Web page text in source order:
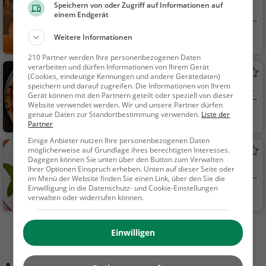
Café in Kirchheim unter Teck
Kirchheim unter Te
n, Frühstück, Gebäck
/ Teigwaren, Eisdiele
Gaststätte Glocke
Italienisches Restaurant in Kirchheim unter
Teck
Kirchheim unter Te
Restaurant, Italie
ch, Mittagessen, Abe
ndessen, Vegetarisc
h, Mediterran, Deutsc
h
Eiscafe' Italia
Eiscafé / Eisdiele in Kirchheim unter Teck
Kirchheim unter Te
ck
Eiscafé / Eisdiele,
Eisdiele
Mehr Gaststätten in Kirchheim unter Teck finden
Speichern von oder Zugriff auf Informationen auf
einem Endgerät
Weitere Informationen
210 Partner werden Ihre personenbezogenen Daten
verarbeiten und dürfen Informationen von Ihrem Gerät
(Cookies, eindeutige Kennungen und andere Gerätedaten)
speichern und darauf zugreifen. Die Informationen von Ihrem
Gerät können mit den Partnern geteilt oder speziell von dieser
Website verwendet werden. Wir und unsere Partner dürfen
genaue Daten zur Standortbestimmung verwenden. Liste der
Partner
Einige Anbieter nutzen Ihre personenbezogenen Daten
möglicherweise auf Grundlage ihres berechtigten Interesses.
Dagegen können Sie unten über den Button zum Verwalten
Ihrer Optionen Einspruch erheben. Unten auf dieser Seite oder
im Menü der Website finden Sie einen Link, über den Sie die
Einwilligung in die Datenschutz- und Cookie-Einstellungen
verwalten oder widerrufen können.
Einwilligen